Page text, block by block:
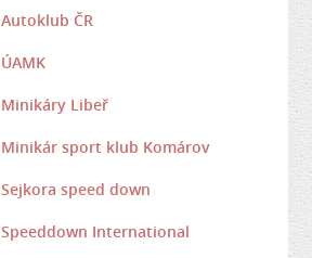
Autoklub ČR
ÚAMK
Minikáry Libeř
Minikár sport klub Komárov
Sejkora speed down
Speeddown International